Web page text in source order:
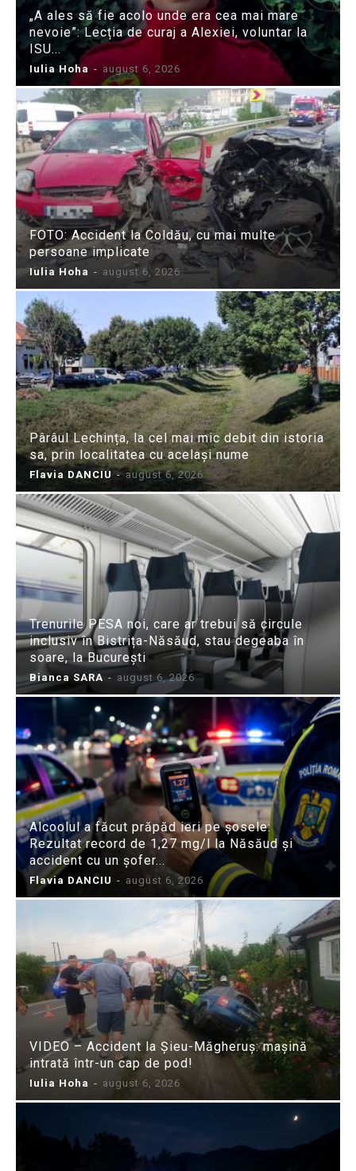
„A ales să fie acolo unde era cea mai mare
nevoie”: Lecția de curaj a Alexiei, voluntar la
ISU...
Iulia Hoha - august 6, 2026
FOTO: Accident la Coldău, cu mai multe
persoane implicate
Iulia Hoha - august 6, 2026
Pârâul Lechința, la cel mai mic debit din istoria
sa, prin localitatea cu același nume
Flavia DANCIU - august 6, 2026
Trenurile PESA noi, care ar trebui să circule
inclusiv în Bistrița-Năsăud, stau degeaba în
soare, la București
Bianca SARA - august 6, 2026
Alcoolul a făcut prăpăd ieri pe șosele:
Rezultat record de 1,27 mg/l la Năsăud și
accident cu un șofer...
Flavia DANCIU - august 6, 2026
VIDEO – Accident la Șieu-Măgheruș: mașină
intrată într-un cap de pod!
Iulia Hoha - august 6, 2026